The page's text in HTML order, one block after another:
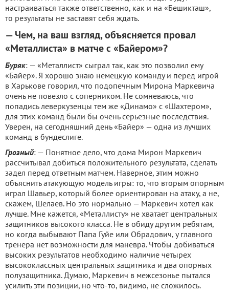
настраиваться также ответственно, как и на «Бешикташ»,
то результаты не заставят себя ждать.
— Чем, на ваш взгляд, объясняется провал
«Металлиста» в матче с «Байером»?
Буряк: — «Металлист» сыграл так, как это позволил ему
«Байер». Я хорошо знаю немецкую команду и перед игрой
в Харькове говорил, что подопечным Мирона Маркевича
очень не повезло с соперником. Не сомневаюсь, что
попадись леверкузенцы тем же «Динамо» с «Шахтером»,
для этих команд были бы очень серьезные последствия.
Уверен, на сегодняшний день «Байер» — одна из лучших
команд в бундеслиге.
Грозный: — Понятное дело, что дома Мирон Маркевич
рассчитывал добиться положительного результата, сделать
задел перед ответным матчем. Наверное, этим можно
объяснить атакующую модель игры: то, что вторым опорным
играл Шавьер, который более ориентирован на атаку, а не,
скажем, Шелаев. Но это нормально — Маркевич хотел как
лучше. Мне кажется, «Металлисту» не хватает центральных
защитников высокого класса. Не в обиду другим ребятам,
но когда выбывают Папа Гуйе или Обрадович, у главного
тренера нет возможности для маневра. Чтобы добиваться
высоких результатов необходимо наличие четырех
высококлассных центральных защитника и два опорных
полузащитника. Думаю, Маркевич в межсезонье пытался
усилить эти позиции, но что-то, видимо, не сложилось.